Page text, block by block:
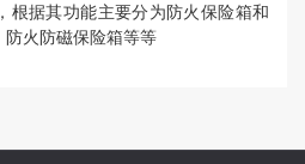
根据其功能主要分为防火保险箱和
防火防磁保险箱等等